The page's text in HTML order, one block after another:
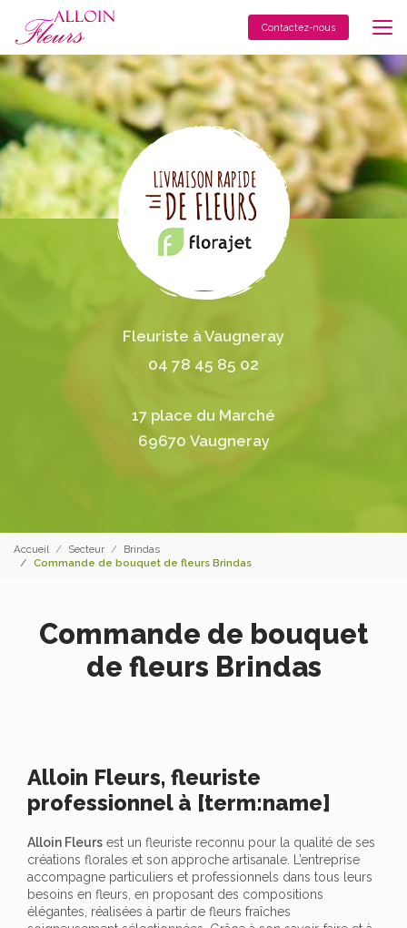
contenu
principal
Contactez-nous
Fleuriste à Vaugneray
04 78 45 85 02
17 place du Marché
69670 Vaugneray
Accueil Secteur
Brindas
Commande de bouquet de fleurs Brindas
Commande de bouquet
de fleurs Brindas
Alloin Fleurs, fleuriste
professionnel à [term:name]
Alloin Fleurs est un fleuriste reconnu pour la qualité de ses
créations florales et son approche artisanale. L’entreprise
accompagne particuliers et professionnels dans tous leurs
besoins en fleurs, en proposant des compositions
élégantes, réalisées à partir de fleurs fraîches